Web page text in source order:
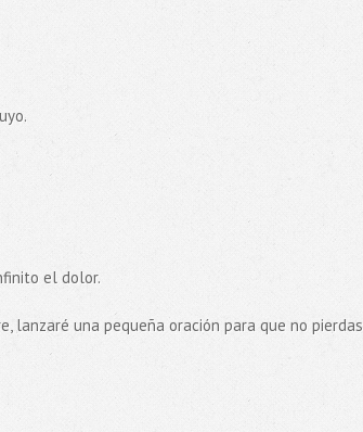
el dolor.
lanzaré una pequeña oración para que no pierdas